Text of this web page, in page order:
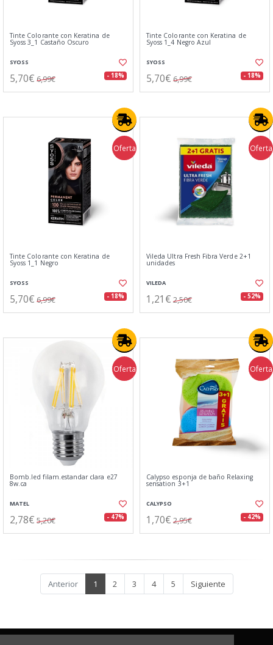
Tinte Colorante con Keratina de
Syoss 3_1 Castaño Oscuro
SYOSS
5,70€ 6,99€ - 18%
Tinte Colorante con Keratina de
Syoss 1_4 Negro Azul
SYOSS
5,70€ 6,99€ - 18%
Oferta
Tinte Colorante con Keratina de
Syoss 1_1 Negro
SYOSS
5,70€ 6,99€ - 18%
Oferta
Vileda Ultra Fresh Fibra Verde 2+1
unidades
VILEDA
1,21€ 2,50€ - 52%
Oferta
Bomb.led filam.estandar clara e27
8w.ca
MATEL
2,78€ 5,20€ - 47%
Oferta
Calypso esponja de baño Relaxing
sensation 3+1
CALYPSO
1,70€ 2,95€ - 42%
Anterior 1 2 3 4 5 Siguiente